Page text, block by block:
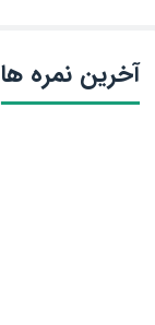
آخرین نمره ها